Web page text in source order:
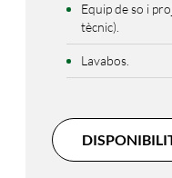
Equip de so i
tècnic).
Lavabos.